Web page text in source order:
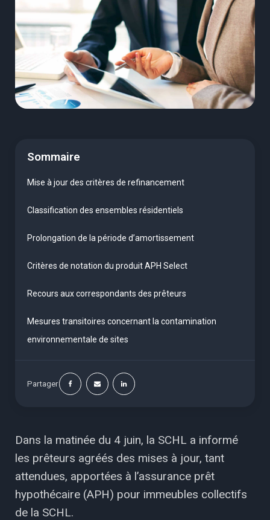
Sommaire
Mise à jour des critères de refinancement
Classification des ensembles résidentiels
Prolongation de la période d’amortissement
Critères de notation du produit APH Select
Recours aux correspondants des prêteurs
Mesures transitoires concernant la contamination
environnementale de sites
Partager
Dans la matinée du 4 juin, la SCHL a informé
les prêteurs agréés des mises à jour, tant
attendues, apportées à l’assurance prêt
hypothécaire (APH) pour immeubles collectifs
de la SCHL.